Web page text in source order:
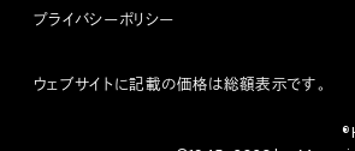
プライバシーポリシー
ウェブサイトに記載の価格は総額表示です。